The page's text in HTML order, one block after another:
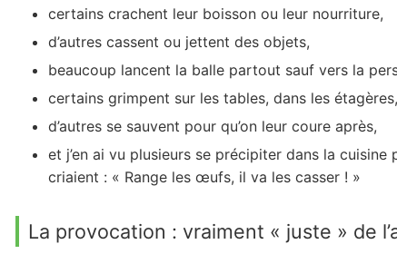
certains crachent leur boisson ou leur nourriture,
d’autres cassent ou jettent des objets,
beaucoup lancent la balle partout sauf vers la
certains grimpent sur les tables, dans les
d’autres se sauvent pour qu’on leur coure après,
et j’en ai vu plusieurs se précipiter dans la
criaient : « Range les œufs, il va les casser ! »
La provocation : vraiment « juste » de